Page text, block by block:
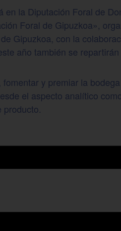
en la Diputación Foral de
Foral de Gipuzkoa»,
Gipuzkoa, con la
año también se
y premiar la
el aspecto analítico
producto.